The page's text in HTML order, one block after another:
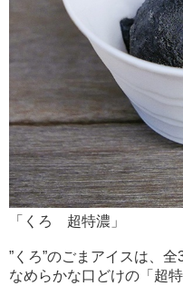
「くろ 超特濃」
”くろ”のごまアイスは、
なめらかな口どけの「超